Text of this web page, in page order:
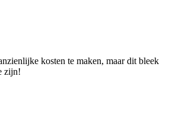
kosten te maken, maar dit bleek
zijn!